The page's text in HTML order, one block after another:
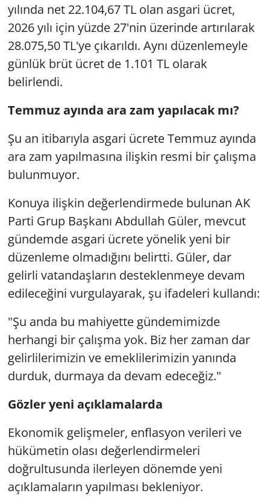
yılında net 22.104,67 TL olan asgari ücret,
2026 yılı için yüzde 27'nin üzerinde artırılarak
28.075,50 TL'ye çıkarıldı. Aynı düzenlemeyle
günlük brüt ücret de 1.101 TL olarak
belirlendi.
Temmuz ayında ara zam yapılacak mı?
Şu an itibarıyla asgari ücrete Temmuz ayında
ara zam yapılmasına ilişkin resmi bir çalışma
bulunmuyor.
Konuya ilişkin değerlendirmede bulunan AK
Parti Grup Başkanı Abdullah Güler, mevcut
gündemde asgari ücrete yönelik yeni bir
düzenleme olmadığını belirtti. Güler, dar
gelirli vatandaşların desteklenmeye devam
edileceğini vurgulayarak, şu ifadeleri kullandı:
"Şu anda bu mahiyette gündemimizde
herhangi bir çalışma yok. Biz her zaman dar
gelirlilerimizin ve emeklilerimizin yanında
durduk, durmaya da devam edeceğiz."
Gözler yeni açıklamalarda
Ekonomik gelişmeler, enflasyon verileri ve
hükümetin olası değerlendirmeleri
doğrultusunda ilerleyen dönemde yeni
açıklamaların yapılması bekleniyor.